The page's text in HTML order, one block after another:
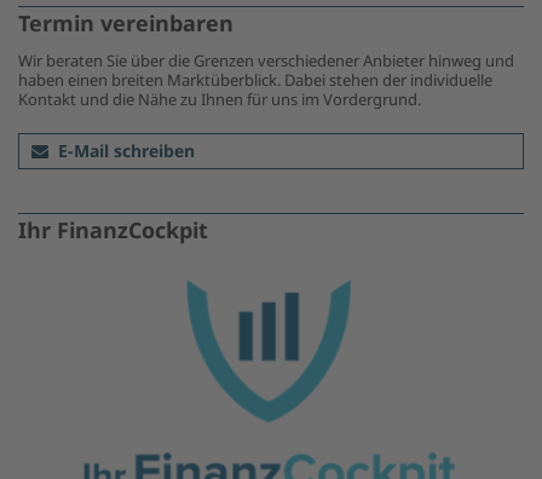
Termin vereinbaren
Wir beraten Sie über die Grenzen verschiedener Anbieter hinweg und
haben einen breiten Marktüberblick. Dabei stehen der individuelle
Kontakt und die Nähe zu Ihnen für uns im Vordergrund.
E-Mail schreiben
Ihr FinanzCockpit